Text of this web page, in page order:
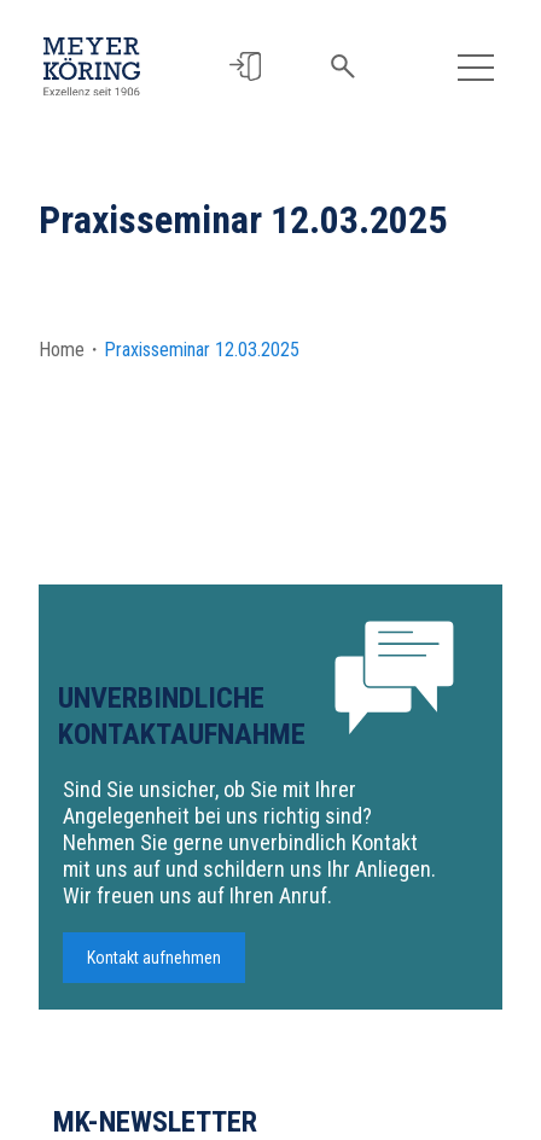
Praxisseminar 12.03.2025
Home ・ Praxisseminar 12.03.2025
UNVERBINDLICHE
KONTAKTAUFNAHME
Sind Sie unsicher, ob Sie mit Ihrer
Angelegenheit bei uns richtig sind?
Nehmen Sie gerne unverbindlich Kontakt
mit uns auf und schildern uns Ihr Anliegen.
Wir freuen uns auf Ihren Anruf.
Kontakt aufnehmen
MK-NEWSLETTER